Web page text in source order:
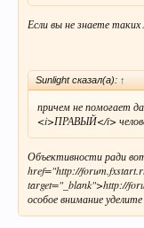
Если вы не знаете
Sunlight сказал(а): ↑
причем не помогает
<i>ПРАВЫЙ</i>
Объективности ради
href="http://
target="_blank">http://
особое внимание